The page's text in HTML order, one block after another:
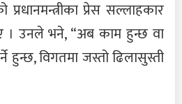
प्रेस सल्लाहकार
। उनले भने, “अब काम हुन्छ वा
हुन्छ, विगतमा जस्तो ढिलासुस्ती